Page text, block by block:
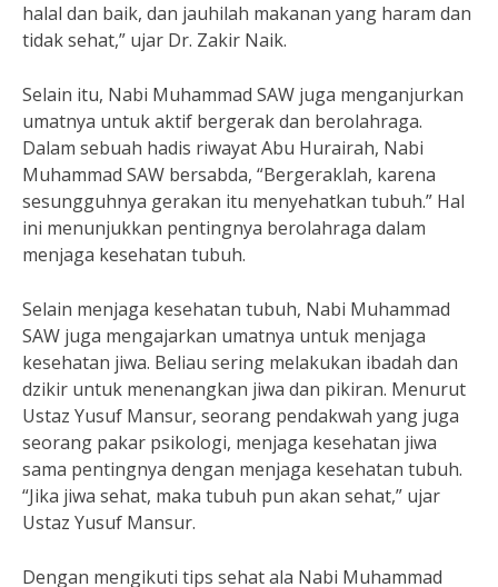
halal dan baik, dan jauhilah makanan yang haram dan
tidak sehat,” ujar Dr. Zakir Naik.
Selain itu, Nabi Muhammad SAW juga menganjurkan
umatnya untuk aktif bergerak dan berolahraga.
Dalam sebuah hadis riwayat Abu Hurairah, Nabi
Muhammad SAW bersabda, “Bergeraklah, karena
sesungguhnya gerakan itu menyehatkan tubuh.” Hal
ini menunjukkan pentingnya berolahraga dalam
menjaga kesehatan tubuh.
Selain menjaga kesehatan tubuh, Nabi Muhammad
SAW juga mengajarkan umatnya untuk menjaga
kesehatan jiwa. Beliau sering melakukan ibadah dan
dzikir untuk menenangkan jiwa dan pikiran. Menurut
Ustaz Yusuf Mansur, seorang pendakwah yang juga
seorang pakar psikologi, menjaga kesehatan jiwa
sama pentingnya dengan menjaga kesehatan tubuh.
“Jika jiwa sehat, maka tubuh pun akan sehat,” ujar
Ustaz Yusuf Mansur.
Dengan mengikuti tips sehat ala Nabi Muhammad